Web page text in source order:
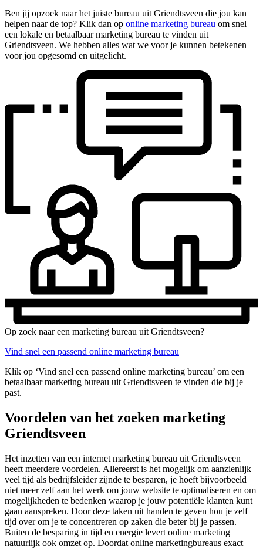
Ben jij opzoek naar het juiste bureau uit Griendtsveen die jou kan
helpen naar de top? Klik dan op online marketing bureau om snel
een lokale en betaalbaar marketing bureau te vinden uit
Griendtsveen. We hebben alles wat we voor je kunnen betekenen
voor jou opgesomd en uitgelicht.
Op zoek naar een marketing bureau uit Griendtsveen?
Vind snel een passend online marketing bureau
Klik op ‘Vind snel een passend online marketing bureau’ om een
betaalbaar marketing bureau uit Griendtsveen te vinden die bij je
past.
Voordelen van het zoeken marketing
Griendtsveen
Het inzetten van een internet marketing bureau uit Griendtsveen
heeft meerdere voordelen. Allereerst is het mogelijk om aanzienlijk
veel tijd als bedrijfsleider zijnde te besparen, je hoeft bijvoorbeeld
niet meer zelf aan het werk om jouw website te optimaliseren en om
mogelijkheden te bedenken waarop je jouw potentiële klanten kunt
gaan aanspreken. Door deze taken uit handen te geven hou je zelf
tijd over om je te concentreren op zaken die beter bij je passen.
Buiten de besparing in tijd en energie levert online marketing
natuurlijk ook omzet op. Doordat online marketingbureaus exact